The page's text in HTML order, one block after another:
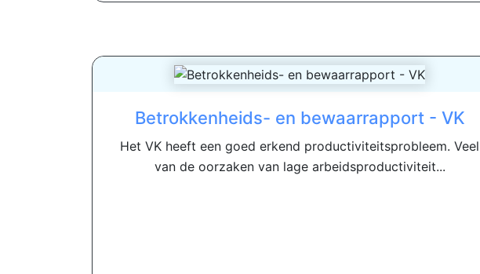
Betrokkenheids- en bewaarrapport - VK
Het VK heeft een goed erkend productiviteitsprobleem. Veel
van de oorzaken van lage arbeidsproductiviteit...